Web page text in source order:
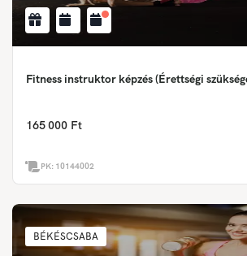
Fitness instruktor képzés (Érettségi
165 000 Ft
PK: 10144002
BÉKÉSCSABA